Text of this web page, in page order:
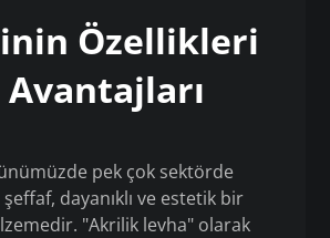
Özellikleri
Avantajları
pek çok sektörde
dayanıklı ve estetik bir
"Akrilik levha" olarak